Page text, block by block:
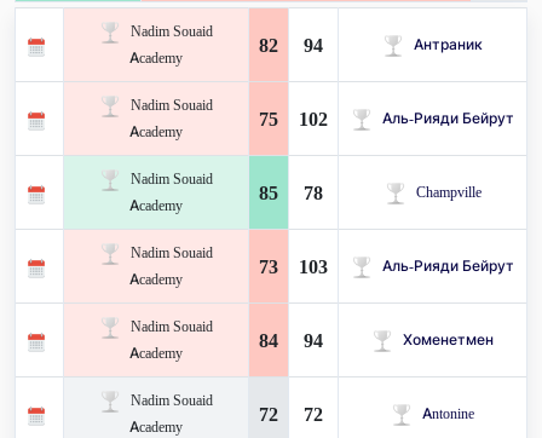
Nadim Souaid
Academy
82 94 Антраник
Nadim Souaid
Academy
75 102 Аль-Рияди Бейрут
Nadim Souaid
Academy
85 78 Champville
Nadim Souaid
Academy
73 103 Аль-Рияди Бейрут
Nadim Souaid
Academy
84 94 Хоменетмен
Nadim Souaid
Academy
72 72 Antonine